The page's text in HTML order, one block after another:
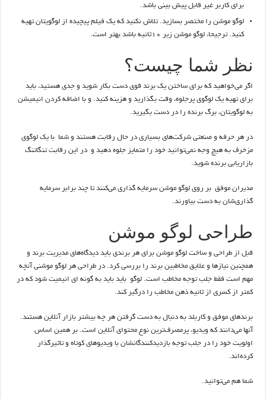
برای کاربر غیر قابل پیش بینی باشد.
لوگو موشن را مختصر بسازید. تلاش نکنید که یک فیلم پیچیده از لوگویتان تهیه
کنید. ترجیحا، لوگو موشن زیر ۱۰ثانیه باشد بهتر است.
نظر شما چیست؟
اگر می‌خواهید که برای ساختن یک برند قوی دست بکار شوید و جدی هستید، باید
برای تهیه یک لوگوی پرجلوه، وقت بگذارید و هزینه کنید. و با اضافه کردن انیمیشن
به لوگویتان، برگ برنده را در دست بگیرید.
در هر حرفه و صنعتی شرکت‌های بسیاری در حال رقابت هستند و شما با یک لوگوی
مزخرف به هیچ وجه نمی‌توانید خود را متمایز جلوه دهید و در این رقابت تنگاتنگ
بازاریابی برنده شوید.
مدیران موفق بر روی لوگو موشن سرمایه گذاری می‌کنند تا چند برابر سرمایه
گذاری‌شان به دست بیاورند.
طراحی لوگو موشن
قبل از طراحی و ساخت لوگو موشن برای هر برندی باید دیدگاه‌های مدیریت برند و
همچنین نیازها و علایق مخاطبین برند را بررسی کرد. در طراحی هر لوگو موشنی آنچه
مهم است فقط جلب توجه مخاطب است. لوگو باید باید به گونه ای انیمیت شود که در
کمتر از کسری از ثانیه ذهن مخاطب را درگیر کند.
برندهای موفق و کاربلد به دنبال به دست گرفتن هر چه بیشتر بازار آنلاین هستند.
آنها می‌دانند که ویدیو، پرمصرف‌ترین نوع محتوای آنلاین است. بر همین اساس
اولویت خود را در جلب توجه بازدیدکنندگانشان با ویدیوهای کوتاه و تاثیرگذار
کرده‌اند.
شما هم می‌توانید.